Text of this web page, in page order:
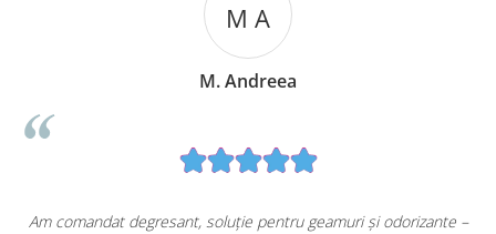
M A
M. Andreea
Am comandat degresant, soluție pentru geamuri și odorizante –